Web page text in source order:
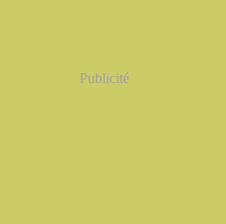
Publicité